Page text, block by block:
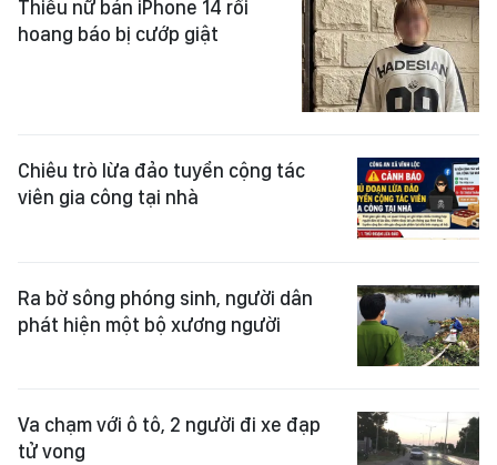
Thiếu nữ bán iPhone 14 rồi
hoang báo bị cướp giật
Chiêu trò lừa đảo tuyển cộng tác
viên gia công tại nhà
Ra bờ sông phóng sinh, người dân
phát hiện một bộ xương người
Va chạm với ô tô, 2 người đi xe đạp
tử vong